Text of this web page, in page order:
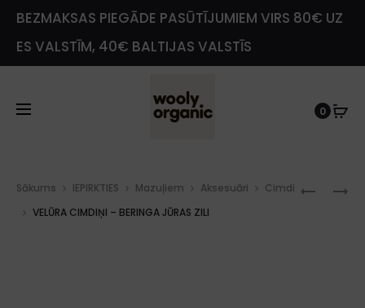
BEZMAKSAS PIEGĀDE PASŪTĪJUMIEM VIRS 80€ UZ
ES VALSTĪM, 40€ BALTIJAS VALSTĪS
0
VELŪRA
VELŪRA
Sākums IEPIRKTIES Mazuļiem Aksesuāri
Cimdi
VELŪRA CIMDIŅI – BERINGA JŪRAS ZILI